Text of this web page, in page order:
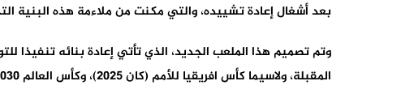
بعد أشغال إعادة تشييده، والتي مكنت من ملاءمة هذه البنية
وتم تصميم هذا الملعب الجديد، الذي تأتي إعادة بنائه تنفيذا
المقبلة، ولاسيما كأس افريقيا للأمم (كان 2025)، وكأس العالم 2030، للاستجابة لمتطلبات المنافسات الرياضية رفيعة المستوى.